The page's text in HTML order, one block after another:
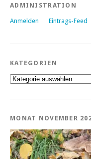
ADMINISTRATION
Anmelden Eintrags-Feed
KATEGORIEN
Kategorien
MONAT NOVEMBER